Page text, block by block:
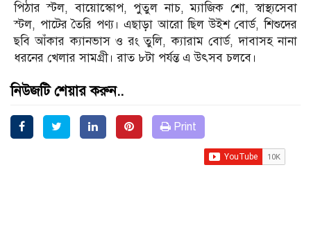
পিঠার স্টল, বায়োস্কোপ, পুতুল নাচ, ম্যাজিক শো, স্বাস্থ্যসেবা
স্টল, পাটের তৈরি পণ্য। এছাড়া আরো ছিল উইশ বোর্ড, শিশুদের
ছবি আঁকার ক্যানভাস ও রং তুলি, ক্যারাম বোর্ড, দাবাসহ নানা
ধরনের খেলার সামগ্রী। রাত ৮টা পর্যন্ত এ উৎসব চলবে।
নিউজটি শেয়ার করুন..
Print